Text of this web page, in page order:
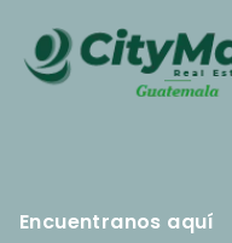
Encuentranos aquí